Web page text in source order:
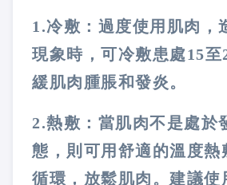
1.冷敷：過度使用肌肉，
現象時，可冷敷患處15至
緩肌肉腫脹和發炎。
2.熱敷：當肌肉不是處於
態，則可用舒適的溫度熱
循環，放鬆肌肉。建議使